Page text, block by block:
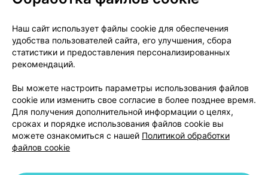
О проекте
Новости проекта
Размещение рекламы
Медицинский маркетинг
Публичный договор
Доставка
Способы оплаты
Вакансии
Партнеры
Написать руководителю 103.by
Написать в поддержку
Персональные настройки Cookie
Наш сайт использует файлы cookie для обеспечения
удобства пользователей сайта, его улучшения, сбора
статистики и предоставления персонализированных
рекомендаций.
Вы можете настроить параметры использования файлов
cookie или изменить свое согласие в более позднее время.
Для получения дополнительной информации о целях,
сроках и порядке использования файлов cookie вы
можете ознакомиться с нашей Политикой обработки
файлов cookie